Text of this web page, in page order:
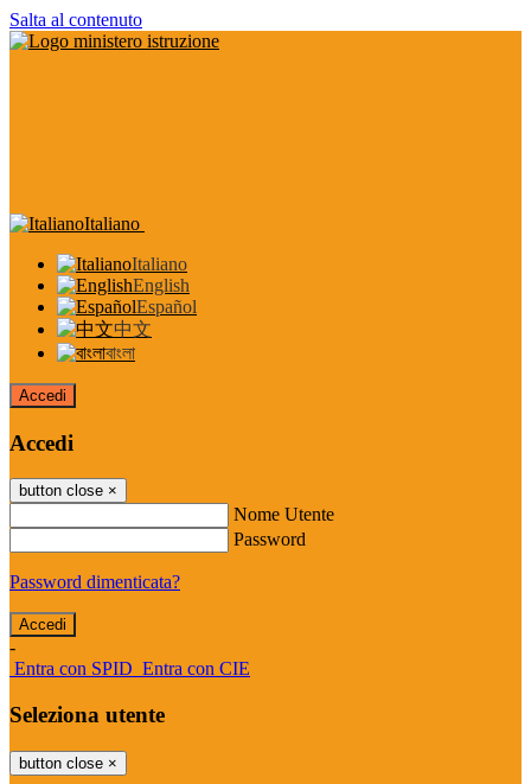
Salta al contenuto
Italiano
Italiano
English
Español
中文
বাংলা
Accedi
Accedi
button close ×
Nome Utente
Password
Password dimenticata?
-
Entra con SPID Entra con CIE
Seleziona utente
button close ×